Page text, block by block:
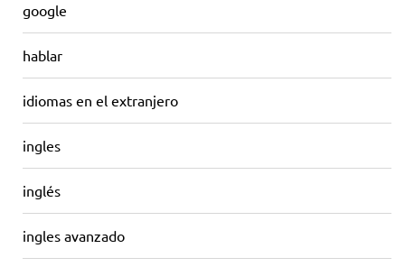
google
hablar
idiomas en el extranjero
ingles
inglés
ingles avanzado